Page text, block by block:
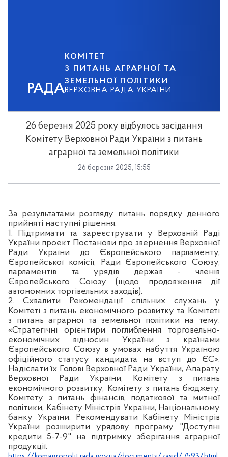
РАДА
КОМІТЕТ
З ПИТАНЬ АГРАРНОЇ ТА
ЗЕМЕЛЬНОЇ ПОЛІТИКИ
ВЕРХОВНА РАДА УКРАЇНИ
26 березня 2025 року відбулось засідання
Комітету Верховної Ради України з питань
аграрної та земельної політики
26 березня 2025, 15:55
За результатами розгляду питань порядку денного
прийняті наступні рішення:
1. Підтримати та зареєструвати у Верховній Раді
України проект Постанови про звернення Верховної
Ради України до Європейського парламенту,
Європейської комісії, Ради Європейського Союзу,
парламентів та урядів держав - членів
Європейського Союзу (щодо продовження дії
автономних торгівельних заходів).
2. Схвалити Рекомендації спільних слухань у
Комітеті з питань економічного розвитку та Комітеті
з питань аграрної та земельної політики на тему:
«Стратегічні орієнтири поглиблення торговельно-
економічних відносин України з країнами
Європейського Союзу в умовах набуття Україною
офіційного статусу кандидата на вступ до ЄС».
Надіслати їх Голові Верховної Ради України, Апарату
Верховної Ради України, Комітету з питань
економічного розвитку, Комітету з питань бюджету,
Комітету з питань фінансів, податкової та митної
політики, Кабінету Міністрів України, Національному
банку України. Рекомендувати Кабінету Міністрів
України розширити урядову програму "Доступні
кредити 5-7-9" на підтримку зберігання аграрної
продукції.